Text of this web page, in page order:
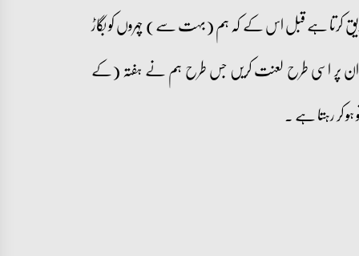
کرتا ہے قبل اس کے کہ ہم (بہت سے) چہروں کو بگاڑ
ان پر اسی طرح لعنت کریں جس طرح ہم نے ہفتہ (کے
کر رہتا ہے ۔